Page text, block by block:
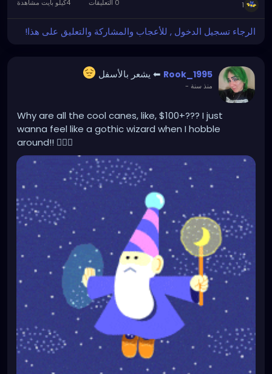
1
الرجاء تسجيل الدخول , للأعجاب والمشاركة والتعليق على هذا!
Rook_1995 ⬅ يشعر بالأسفل
منذ سنة -
Why are all the cool canes, like, $100+??? I just
wanna feel like a gothic wizard when I hobble
around!! 🧙🏻‍♂️